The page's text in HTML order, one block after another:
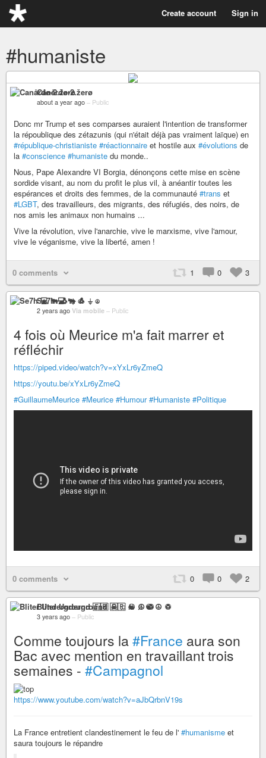
Create account Sign in
#humaniste
Canårđø-2.žerø
about a year ago – Public
Donc mr Trump et ses comparses auraient l'intention de transformer
la répoublique des zétazunis (qui n'était déjà pas vraiment laïque) en
#république-christianiste #réactionnaire et hostile aux #évolutions de
la #conscience #humaniste du monde..
Nous, Pape Alexandre VI Borgia, dénonçons cette mise en scène
sordide visant, au nom du profit le plus vil, à anéantir toutes les
espérances et droits des femmes, de la communauté #trans et
#LGBT, des travailleurs, des migrants, des réfugiés, des noirs, de
nos amis les animaux non humains ...
Vive la révolution, vive l'anarchie, vive le marxisme, vive l'amour,
vive le véganisme, vive la liberté, amen !
0 comments 1 0 3
Se7h 💻 🐃 🐧 ⏚ ☮
2 years ago Via mobile – Public
4 fois où Meurice m'a fait marrer et
réfléchir
https://piped.video/watch?v=xYxLr6yZmeQ
https://youtu.be/xYxLr6yZmeQ
#GuillaumeMeurice #Meurice #Humour #Humaniste #Politique
0 comments 0 0 2
Bliter Underground 🇫🇷 ☠ ♫ ☯ ☮ ♽
3 years ago – Public
Comme toujours la#France aura son
Bac avec mention en travaillant trois
semaines - #Campagnol
https://www.youtube.com/watch?v=aJbQrbnV19s
La France entretient clandestinement le feu de l' #humanisme et
saura toujours le répandre